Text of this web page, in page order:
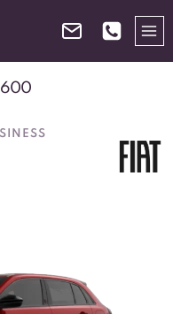
600